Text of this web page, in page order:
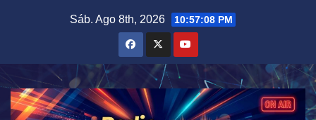
Sáb. Ago 8th, 2026 10:57:09 PM